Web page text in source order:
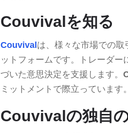
Couvivalを知る
Couvivalは、様々な市場での
ットフォームです。トレーダ
づいた意思決定を支援します。
ミットメントで際立っています。
Couvivalの独自